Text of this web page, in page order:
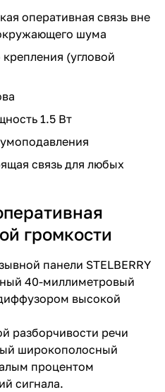
оперативная связь вне
шума
(угловой
1.5 Вт
связь для любых
громкости
панели STELBERRY
40-миллиметровый
высокой
разборчивости речи
широкополосный
процентом
сигнала.